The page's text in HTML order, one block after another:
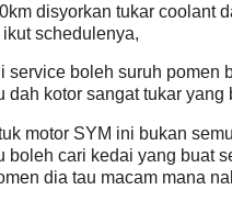
disyorkan tukar coolant
schedulenya,
service boleh suruh pomen
dah kotor sangat tukar yang
motor SYM ini bukan
boleh cari kedai yang buat
dia tau macam mana